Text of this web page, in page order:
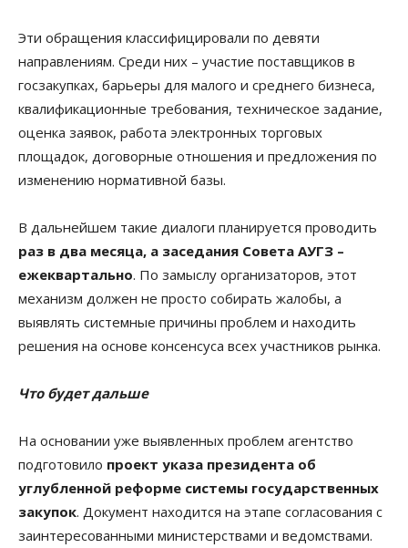
Эти обращения классифицировали по девяти
направлениям. Среди них – участие поставщиков в
госзакупках, барьеры для малого и среднего бизнеса,
квалификационные требования, техническое задание,
оценка заявок, работа электронных торговых
площадок, договорные отношения и предложения по
изменению нормативной базы.
В дальнейшем такие диалоги планируется проводить
раз в два месяца, а заседания Совета АУГЗ –
ежеквартально. По замыслу организаторов, этот
механизм должен не просто собирать жалобы, а
выявлять системные причины проблем и находить
решения на основе консенсуса всех участников рынка.
Что будет дальше
На основании уже выявленных проблем агентство
подготовило проект указа президента об
углубленной реформе системы государственных
закупок. Документ находится на этапе согласования с
заинтересованными министерствами и ведомствами.